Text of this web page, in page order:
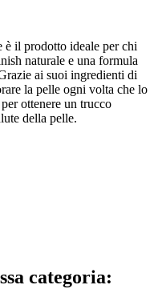
il prodotto ideale per chi
naturale e una formula
ai suoi ingredienti di
la pelle ogni volta che lo
ottenere un trucco
della pelle.
categoria: